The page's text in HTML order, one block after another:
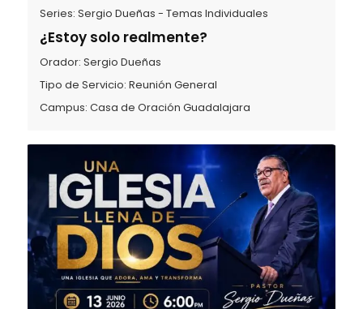
Series:Sergio Dueñas - Temas Individuales
¿Estoy solo realmente?
Orador:Sergio Dueñas
Tipo de Servicio:Reunión General
Campus:Casa de Oración Guadalajara